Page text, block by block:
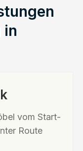
in
vom Start-
Route